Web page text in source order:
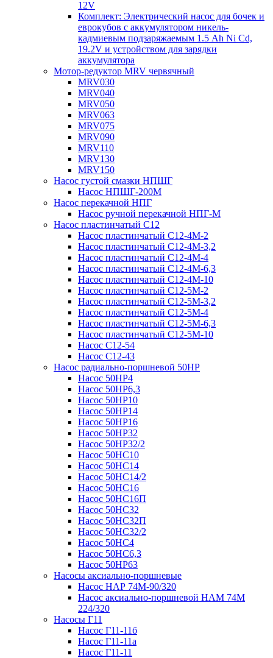
12V
Комплект: Электрический насос для бочек и
еврокубов с аккумулятором никель-
кадмиевым подзаряжаемым 1.5 Ah Ni Cd,
19.2V и устройством для зарядки
аккумулятора
Мотор-редуктор MRV червячный
MRV030
MRV040
MRV050
MRV063
MRV075
MRV090
MRV110
MRV130
MRV150
Насос густой смазки НПШГ
Насос НПШГ-200М
Насос перекачной НПГ
Насос ручной перекачной НПГ-М
Насос пластинчатый С12
Насос пластинчатый С12-4М-2
Насос пластинчатый С12-4М-3,2
Насос пластинчатый С12-4М-4
Насос пластинчатый С12-4М-6,3
Насос пластинчатый С12-4М-10
Насос пластинчатый С12-5М-2
Насос пластинчатый С12-5М-3,2
Насос пластинчатый С12-5М-4
Насос пластинчатый С12-5М-6,3
Насос пластинчатый С12-5М-10
Насос С12-54
Насос С12-43
Насос радиально-поршневой 50НР
Насос 50НР4
Насос 50НР6,3
Насос 50НР10
Насос 50НР14
Насос 50НР16
Насос 50НР32
Насос 50НР32/2
Насос 50НС10
Насос 50НС14
Насос 50НС14/2
Насос 50НС16
Насос 50НС16П
Насос 50НС32
Насос 50НС32П
Насос 50НС32/2
Насос 50НС4
Насос 50НС6,3
Насос 50НР63
Насосы аксиально-поршневые
Насос НАР 74M-90/320
Насос аксиально-поршневой НАМ 74М
224/320
Насосы Г11
Насос Г11-11б
Насос Г11-11а
Насос Г11-11